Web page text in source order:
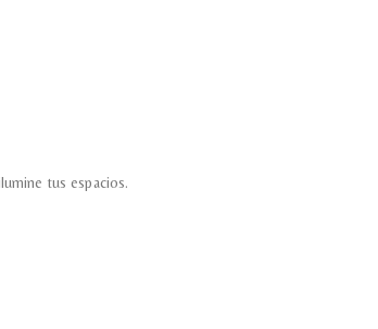
tus espacios.